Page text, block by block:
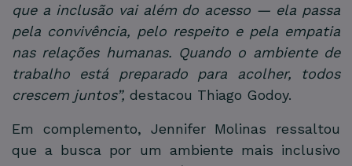
que a inclusão vai além do acesso — ela passa
pela convivência, pelo respeito e pela empatia
nas relações humanas. Quando o ambiente de
trabalho está preparado para acolher, todos
crescem juntos”, destacou Thiago Godoy.
Em complemento, Jennifer Molinas ressaltou
que a busca por um ambiente mais inclusivo